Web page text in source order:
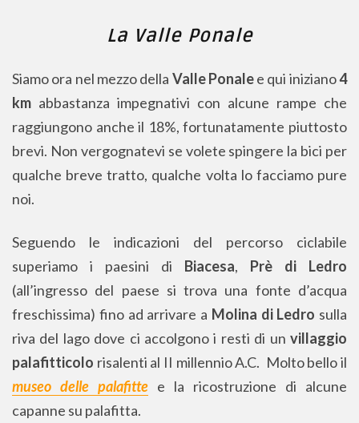
La Valle Ponale
Siamo ora nel mezzo della Valle Ponalee qui iniziano4
km abbastanza impegnativi con alcune rampe che
raggiungono anche il 18%, fortunatamente piuttosto
brevi. Non vergognatevi se volete spingere la bici per
qualche breve tratto, qualche volta lo facciamo pure
noi.
Seguendo le indicazioni del percorso ciclabile
superiamo i paesini di Biacesa, Prè di Ledro
(all’ingresso del paese si trova una fonte d’acqua
freschissima) fino ad arrivare a Molina di Ledro sulla
riva del lago dove ci accolgono i resti di un villaggio
palafitticolo risalenti al II millennio A.C. Molto bello il
museo delle palafitte e la ricostruzione di alcune
capanne su palafitta.